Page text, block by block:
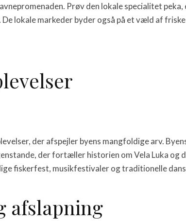
Prøv den lokale specialitet
lokale markeder byder også på et væld af
der afspejler byens mangfoldige arv.
der fortæller historien om Vela Luka
fiskerfest, musikfestivaler og traditionelle
afslapning